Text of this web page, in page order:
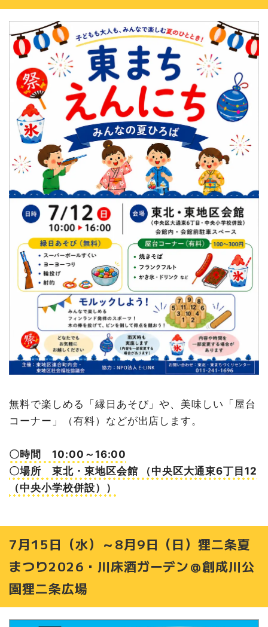
無料で楽しめる「縁日あそび」や、美味しい「屋台
コーナー」（有料）などが出店します。
〇時間 10:00～16:00
〇場所 東北・東地区会館 （中央区大通東6丁目12
（中央小学校併設））
7月15日（水）～8月9日（日）狸二条夏
まつり2026・川床酒ガーデン＠創成川公
園狸二条広場